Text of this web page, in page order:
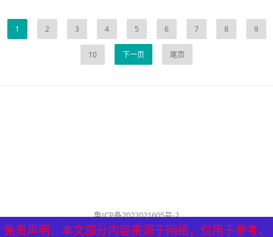
1 2 3 4 5 6 7 8 9
10 下一页 尾页
鲁ICP备2022021605号-2
公司名称：历城泰山健康管理中心
免责声明：本文部分内容来源于网络，仅用于参考、